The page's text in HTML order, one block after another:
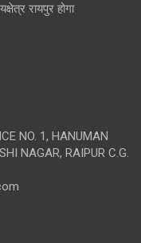
रायपुर होगा
NO. 1, HANUMAN
NAGAR, RAIPUR C.G.